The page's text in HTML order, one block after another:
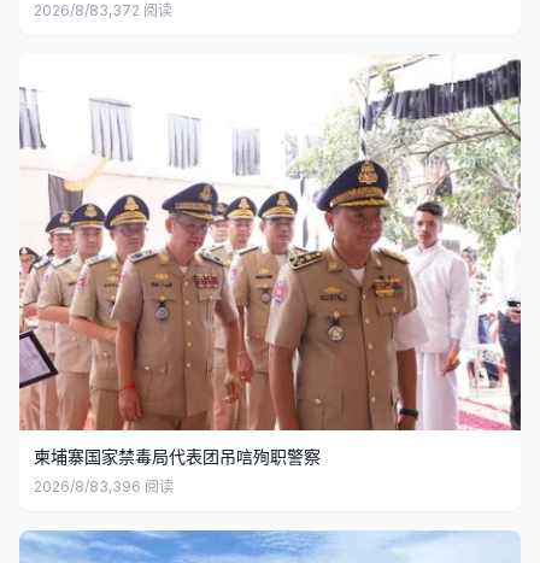
2026/8/83,372 阅读
柬埔寨国家禁毒局代表团吊唁殉职警察
2026/8/83,396 阅读